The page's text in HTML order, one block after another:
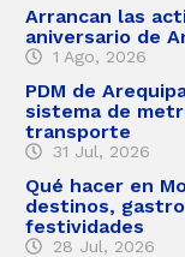
Arrancan las
aniversario de
1 Ago, 2026
PDM de
sistema de
transporte
31 Jul, 2026
Qué hacer en
destinos,
festividades
28 Jul, 2026